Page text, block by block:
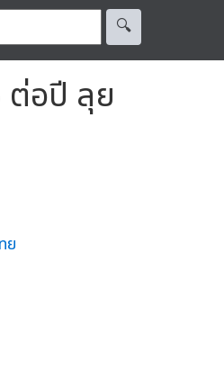
🔍︎
ต่อปี ลุย
ย